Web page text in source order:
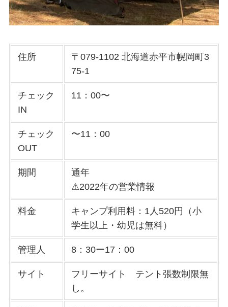
住所
〒079-1102 北海道赤平市幌岡町3
75-1
チェック
IN
11：00〜
チェック
OUT
〜11：00
期間
通年
⚠︎2022年の営業情報
料金
キャンプ利用料：1人520円（小
学生以上・幼児は無料）
管理人 8：30ー17：00
サイト
フリーサイト テント張数制限無
し。